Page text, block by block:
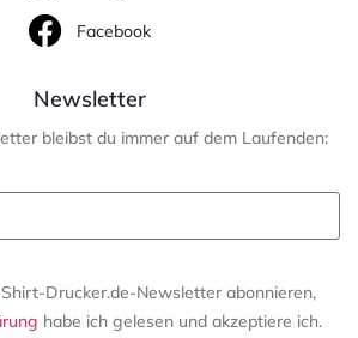
Facebook
Newsletter
bleibst du immer auf dem Laufenden:
Drucker.de-Newsletter abonnieren,
habe ich gelesen und akzeptiere ich.